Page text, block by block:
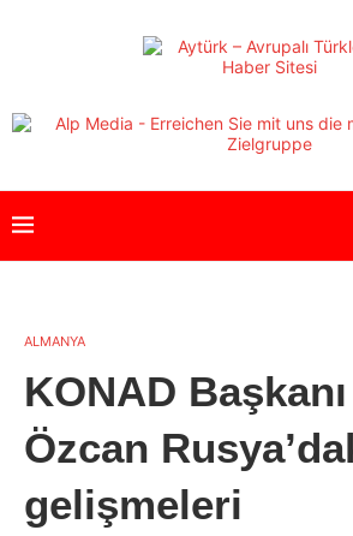
ALMANYA
KONAD
Özcan
gelişmeleri